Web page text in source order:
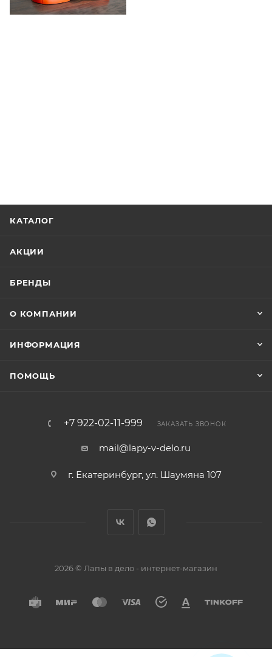
КАТАЛОГ
АКЦИИ
БРЕНДЫ
О КОМПАНИИ
ИНФОРМАЦИЯ
ПОМОЩЬ
+7 922-02-11-999 ЗАКАЗАТЬ ЗВОНОК
mail@lapy-v-delo.ru
г. Екатеринбург, ул. Шаумяна 107
2026 © Лапы в дело - интернет-магазин